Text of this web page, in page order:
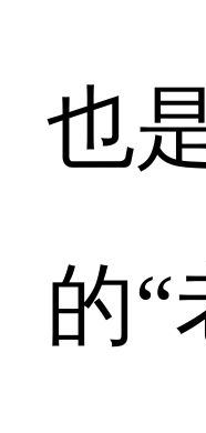
也
的